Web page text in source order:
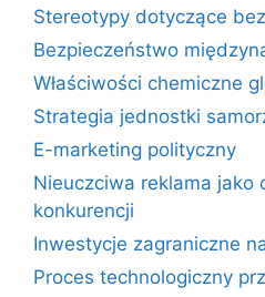
Stereotypy dotyczące
Bezpieczeństwo
Właściwości chemiczne
Strategia jednostki
E-marketing polityczny
Nieuczciwa reklama jako
konkurencji
Inwestycje zagraniczne
Proces technologiczny